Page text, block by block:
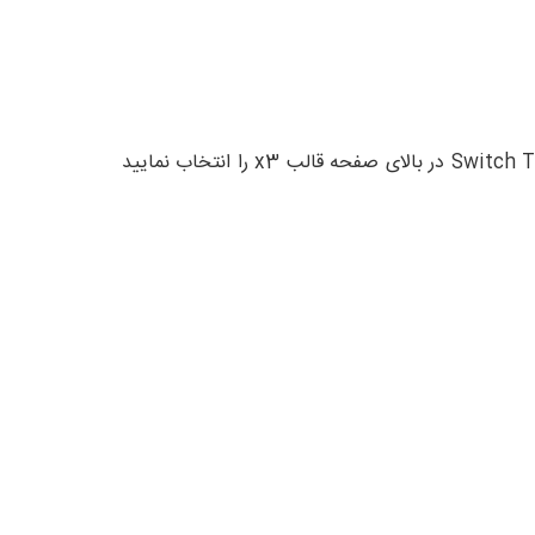
نکنته: ممکن است قالب کنترل پانل سایت شما با قالب مورد نظر متفاوت باشد می توانید از بخش انتخاب قالب خود Switch Theme در بالای صفحه قالب x3 را انتخاب نمایید